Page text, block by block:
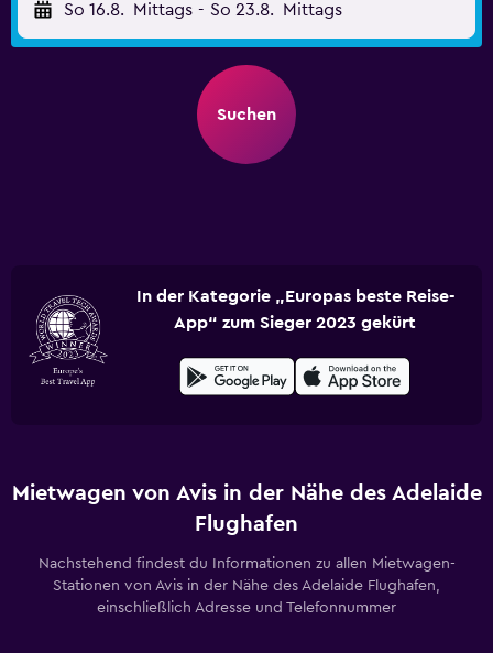
So 16.8. Mittags - So 23.8. Mittags
Suchen
In der Kategorie „Europas beste Reise-
App“ zum Sieger 2023 gekürt
Mietwagen von Avis in der Nähe des Adelaide
Flughafen
Nachstehend findest du Informationen zu allen Mietwagen-
Stationen von Avis in der Nähe des Adelaide Flughafen,
einschließlich Adresse und Telefonnummer